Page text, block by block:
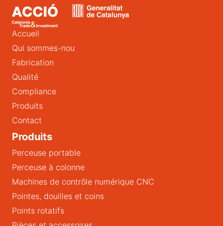
Accueil
Qui sommes-nou
Fabrication
Qualité
Compliance
Produits
Contact
Produits
Perceuse portable
Perceuse à colonne
Machines de contrôle numérique CNC
Pointes, douilles et coins
Points rotatifs